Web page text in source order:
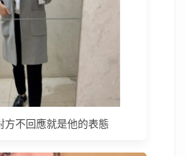
方不回應就是他的表態